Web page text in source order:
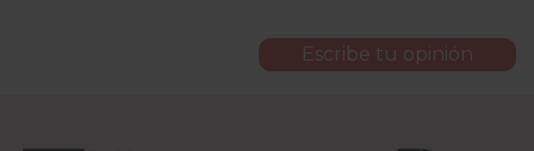
Escribe tu opinión